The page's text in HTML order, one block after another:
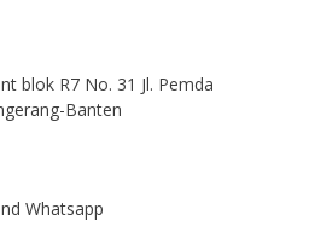
blok R7 No. 31 Jl. Pemda
Banten
Whatsapp